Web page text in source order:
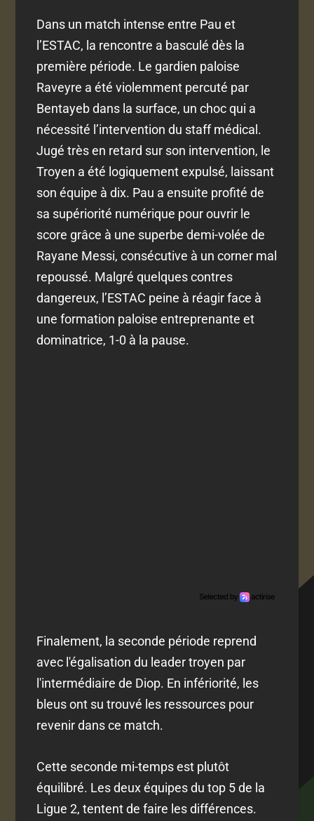
Dans un match intense entre Pau et
l’ESTAC, la rencontre a basculé dès la
première période. Le gardien paloise
Raveyre a été violemment percuté par
Bentayeb dans la surface, un choc qui a
nécessité l’intervention du staff médical.
Jugé très en retard sur son intervention, le
Troyen a été logiquement expulsé, laissant
son équipe à dix. Pau a ensuite profité de
sa supériorité numérique pour ouvrir le
score grâce à une superbe demi-volée de
Rayane Messi, consécutive à un corner mal
repoussé. Malgré quelques contres
dangereux, l’ESTAC peine à réagir face à
une formation paloise entreprenante et
dominatrice, 1-0 à la pause.
Finalement, la seconde période reprend
avec l'égalisation du leader troyen par
l'intermédiaire de Diop. En infériorité, les
bleus ont su trouvé les ressources pour
revenir dans ce match.
Cette seconde mi-temps est plutôt
équilibré. Les deux équipes du top 5 de la
Ligue 2, tentent de faire les différences.